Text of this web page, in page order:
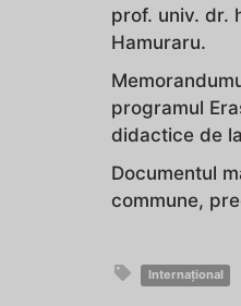
prof. univ. dr.
Hamuraru.
programul
didactice de
Documentul
commune,
Internațional